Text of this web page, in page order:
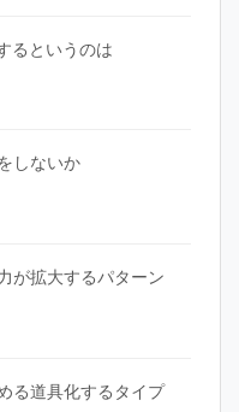
るというのは
しないか
が拡大するパターン
る道具化するタイプ